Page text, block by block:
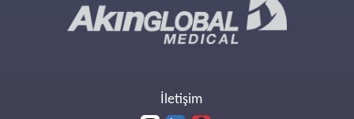
İletişim